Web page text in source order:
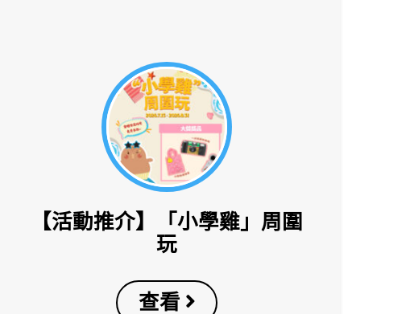
【活動推介】「小學雞」周圍
玩
查看